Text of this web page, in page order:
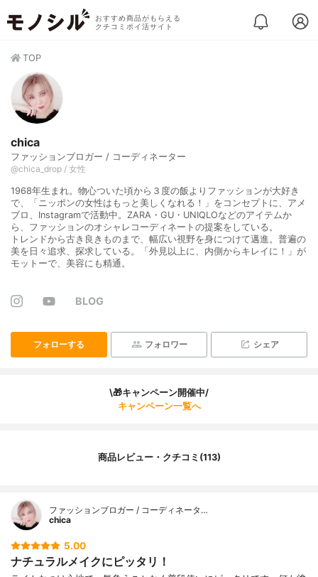
おすすめ商品がもらえる
クチコミポイ活サイト
TOP
chica
ファッションブロガー / コーディネーター
@chica_drop / 女性
1968年生まれ。物心ついた頃から３度の飯よりファッションが大好き
で、「ニッポンの女性はもっと美しくなれる！」をコンセプトに、アメ
ブロ、Instagramで活動中。ZARA・GU・UNIQLOなどのアイテムか
ら、ファッションのオシャレコーディネートの提案をしている。
トレンドから古き良きものまで、幅広い視野を身につけて邁進。普遍の
美を日々追求、探求している。「外見以上に、内側からキレイに！」が
モットーで、美容にも精通。
BLOG
フォローする フォロワー シェア
\🎁キャンペーン開催中/
キャンペーン一覧へ
商品レビュー・クチコミ(113)
ファッションブロガー / コーディネータ…
chica
5.00
ナチュラルメイクにピッタリ！